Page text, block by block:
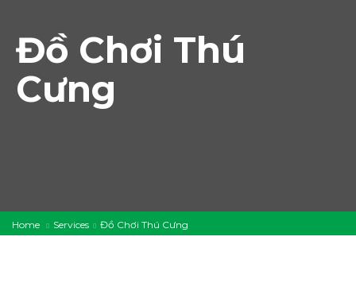
Đồ Chơi Thú
Cưng
Home Services Đồ Chơi Thú Cưng